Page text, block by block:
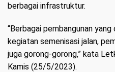
berbagai infrastruktur.
“Berbagai pembangunan
kegiatan semenisasi jalan,
juga gorong-gorong,” kata
Kamis (25/5/2023).